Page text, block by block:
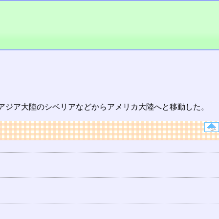
ジア大陸のシベリアなどからアメリカ大陸へと移動した。